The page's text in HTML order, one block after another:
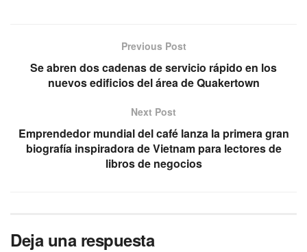
Previous Post
Se abren dos cadenas de servicio rápido en los
nuevos edificios del área de Quakertown
Next Post
Emprendedor mundial del café lanza la primera gran
biografía inspiradora de Vietnam para lectores de
libros de negocios
Deja una respuesta